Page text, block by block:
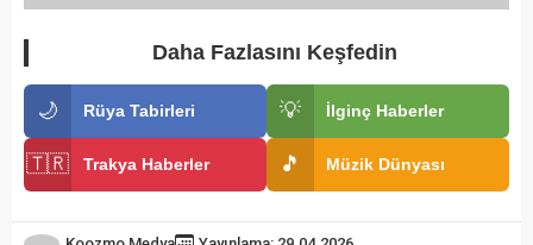
Daha Fazlasını Keşfedin
🌙 Rüya Tabirleri 💡 İlginç Haberler
🇹🇷 Trakya Haberler 🎵 Müzik Dünyası